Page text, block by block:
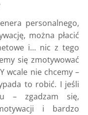
personalnego,
można płacić
i… nic z tego
się zmotywować
wcale nie chcemy –
to robić. I jeśli
– zgadzam się,
i bardzo